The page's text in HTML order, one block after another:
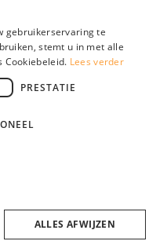
Boer Noten
Privacy Policy
gebruikerservaring te
stemt u in met alle
Cookiebeleid. Lees verder
PRESTATIE
ALLES AFWIJZEN